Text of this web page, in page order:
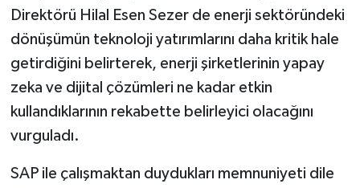
Direktörü Hilal Esen Sezer de enerji sektöründeki
dönüşümün teknoloji yatırımlarını daha kritik hale
getirdiğini belirterek, enerji şirketlerinin yapay
zeka ve dijital çözümleri ne kadar etkin
kullandıklarının rekabette belirleyici olacağını
vurguladı.
SAP ile çalışmaktan duydukları memnuniyeti dile